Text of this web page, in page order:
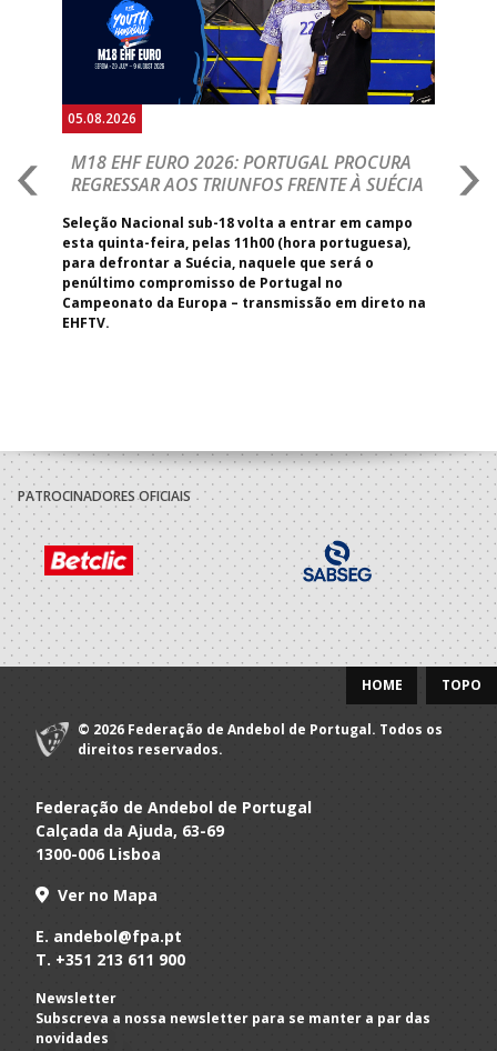
05.08.2026
M18 EHF EURO 2026: PORTUGAL PROCURA
REGRESSAR AOS TRIUNFOS FRENTE À SUÉCIA
Seleção Nacional sub-18 volta a entrar em campo
esta quinta-feira, pelas 11h00 (hora portuguesa),
para defrontar a Suécia, naquele que será o
penúltimo compromisso de Portugal no
Campeonato da Europa – transmissão em direto na
EHFTV.
PATROCINADORES OFICIAIS
TOPO
HOME
© 2026 Federação de Andebol de Portugal. Todos os
direitos reservados.
Federação de Andebol de Portugal
Calçada da Ajuda, 63-69
1300-006 Lisboa
Ver no Mapa
E. andebol@fpa.pt
T. +351 213 611 900
Newsletter
Subscreva a nossa newsletter para se manter a par das
novidades